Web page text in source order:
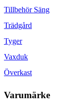
Tillbehör Säng
Trädgård
Tyger
Vaxduk
Överkast
Varumärke